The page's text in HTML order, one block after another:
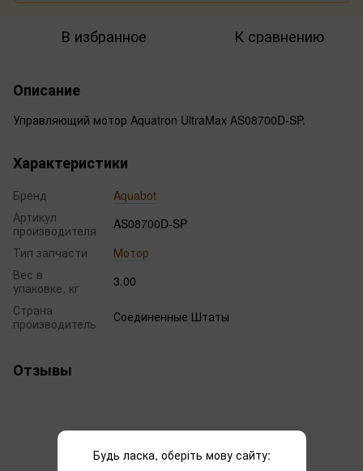
В избранное К сравнению
Описание
Управляющий мотор Aquatron UltraMax AS08700D-SP.
Характеристики
Бренд
Aquabot
Артикул
производителя
AS08700D-SP
Тип запчасти
Мотор
Вес в
упаковке, кг
3.00
Страна
производитель
Соединенные Штаты
Отзывы
Будь ласка, оберіть мову сайту: